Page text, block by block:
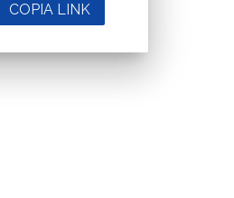
COPIA LINK